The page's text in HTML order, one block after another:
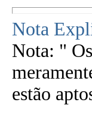
Nota
Nota: "
estão